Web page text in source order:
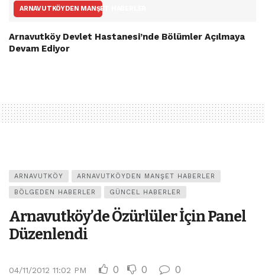
ARNAVUTKÖYDEN MANŞET HABERLER
Arnavutköy Devlet Hastanesi’nde Bölümler Açılmaya
Devam Ediyor
ARNAVUTKÖY ARNAVUTKÖYDEN MANŞET HABERLER
BÖLGEDEN HABERLER GÜNCEL HABERLER
Arnavutköy’de Özürlüler İçin Panel
Düzenlendi
04/11/2012 11:02 PM 0 0 0